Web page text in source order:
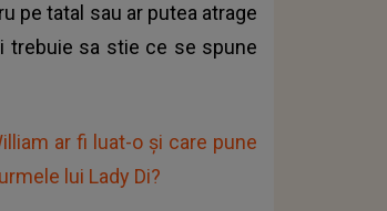
pe tatal sau ar putea atrage
trebuie sa stie ce se spune
ar fi luat-o și care pune
lui Lady Di?